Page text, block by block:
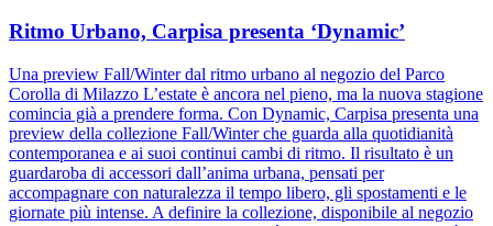
Ritmo Urbano, Carpisa presenta ‘Dynamic’
Una preview Fall/Winter dal ritmo urbano al negozio del Parco
Corolla di Milazzo L’estate è ancora nel pieno, ma la nuova stagione
comincia già a prendere forma. Con Dynamic, Carpisa presenta una
preview della collezione Fall/Winter che guarda alla quotidianità
contemporanea e ai suoi continui cambi di ritmo. Il risultato è un
guardaroba di accessori dall’anima urbana, pensati per
accompagnare con naturalezza il tempo libero, gli spostamenti e le
giornate più intense. A definire la collezione, disponibile al negozio